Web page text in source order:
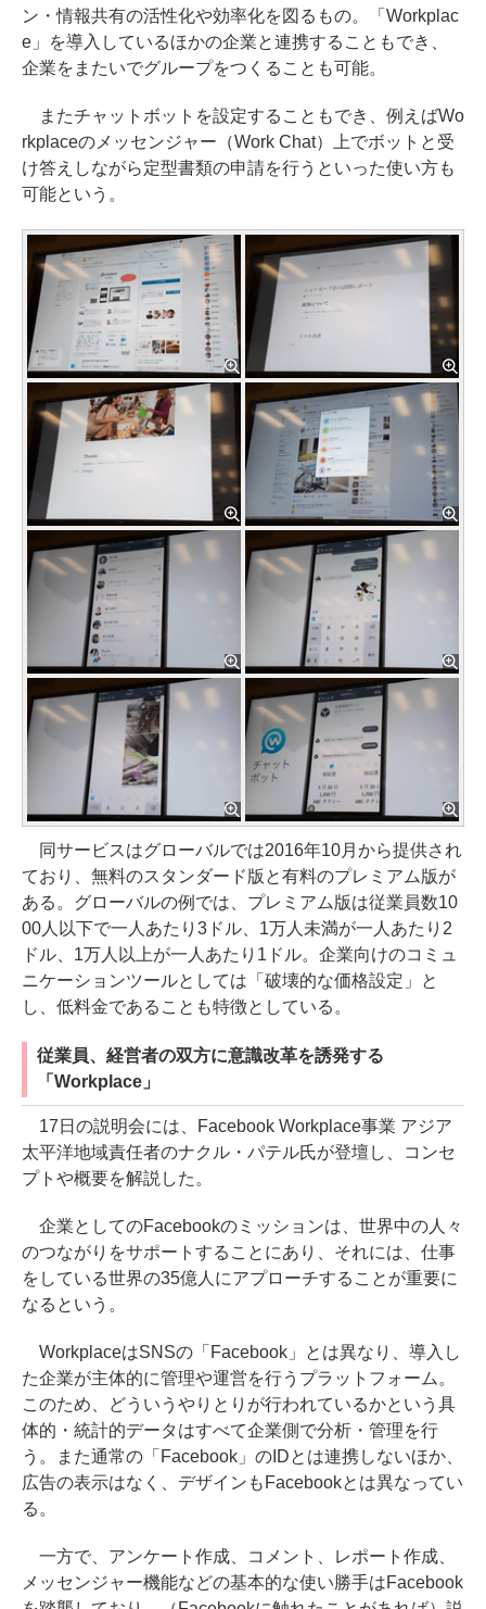
ン・情報共有の活性化や効率化を図るもの。「Workplac
e」を導入しているほかの企業と連携することもでき、
企業をまたいでグループをつくることも可能。
またチャットボットを設定することもでき、例えばWo
rkplaceのメッセンジャー（Work Chat）上でボットと受
け答えしながら定型書類の申請を行うといった使い方も
可能という。
同サービスはグローバルでは2016年10月から提供され
ており、無料のスタンダード版と有料のプレミアム版が
ある。グローバルの例では、プレミアム版は従業員数10
00人以下で一人あたり3ドル、1万人未満が一人あたり2
ドル、1万人以上が一人あたり1ドル。企業向けのコミュ
ニケーションツールとしては「破壊的な価格設定」と
し、低料金であることも特徴としている。
従業員、経営者の双方に意識改革を誘発する
「Workplace」
17日の説明会には、Facebook Workplace事業 アジア
太平洋地域責任者のナクル・パテル氏が登壇し、コンセ
プトや概要を解説した。
企業としてのFacebookのミッションは、世界中の人々
のつながりをサポートすることにあり、それには、仕事
をしている世界の35億人にアプローチすることが重要に
なるという。
WorkplaceはSNSの「Facebook」とは異なり、導入し
た企業が主体的に管理や運営を行うプラットフォーム。
このため、どういうやりとりが行われているかという具
体的・統計的データはすべて企業側で分析・管理を行
う。また通常の「Facebook」のIDとは連携しないほか、
広告の表示はなく、デザインもFacebookとは異なってい
る。
一方で、アンケート作成、コメント、レポート作成、
メッセンジャー機能などの基本的な使い勝手はFacebook